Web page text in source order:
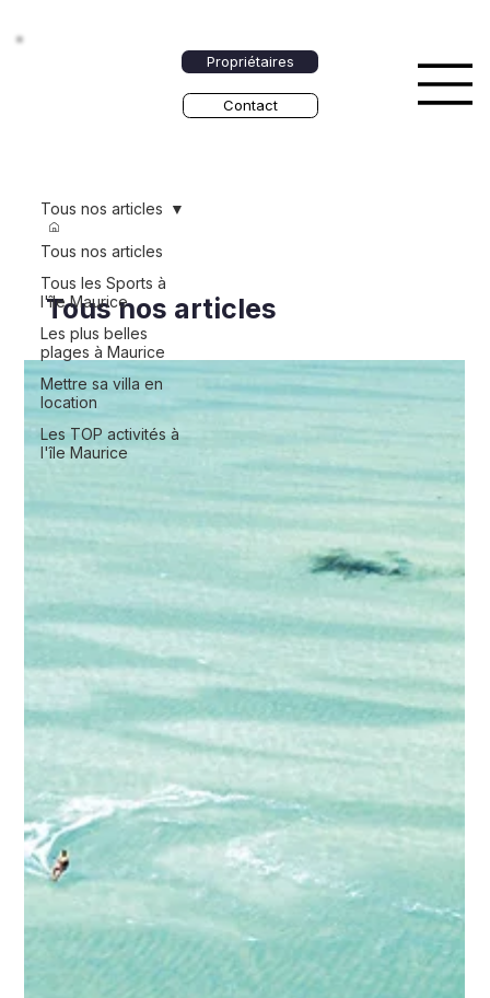
Propriétaires
Contact
Tous nos articles
Tous les Sports à
l'île Maurice
Les plus belles
plages à Maurice
Mettre sa villa en
location
Les TOP activités à
l'île Maurice
Tous nos articles
Tous nos articles